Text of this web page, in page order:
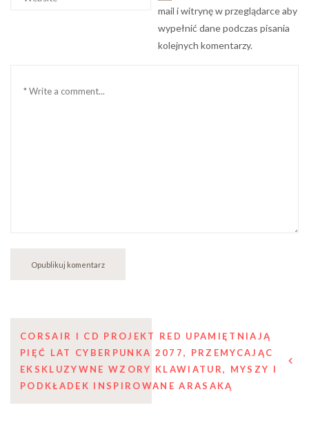
mail i witrynę w przeglądarce aby
wypełnić dane podczas pisania
kolejnych komentarzy.
Nawigacja
wpisu
CORSAIR I CD PROJEKT RED UPAMIĘTNIAJĄ
PIĘĆ LAT CYBERPUNKA 2077, PRZEMYCAJĄC
EKSKLUZYWNE WZORY KLAWIATUR, MYSZY I
PODKŁADEK INSPIROWANE ARASAKĄ